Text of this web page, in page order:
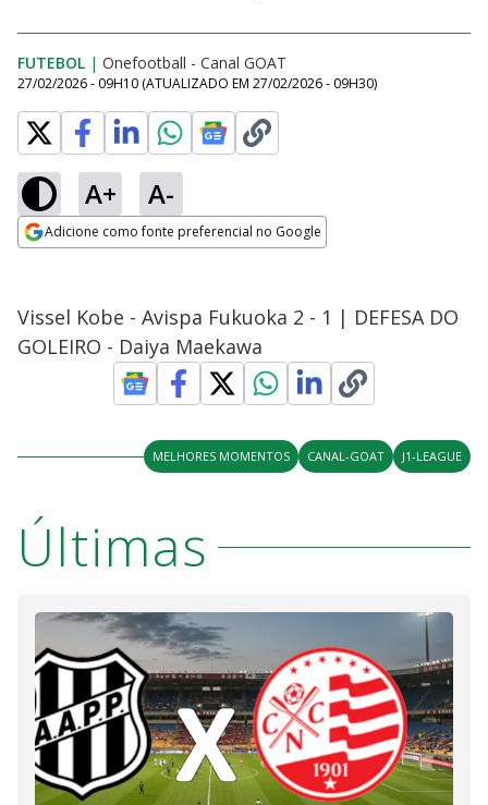
FUTEBOL | Onefootball - Canal GOAT
27/02/2026 - 09H10 (ATUALIZADO EM 27/02/2026 - 09H30)
A+ A-
Adicione como fonte preferencial no Google
Vissel Kobe - Avispa Fukuoka 2 - 1 | DEFESA DO
GOLEIRO - Daiya Maekawa
MELHORES MOMENTOS CANAL-GOAT J1-LEAGUE
Últimas